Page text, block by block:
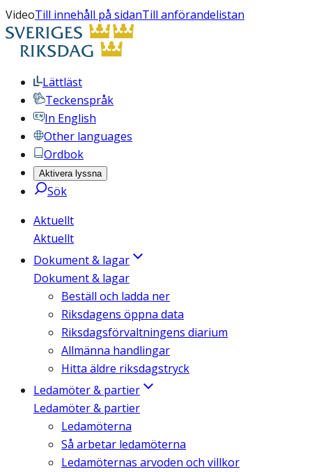
VideoTill innehåll på sidanTill anförandelistan
Lättläst
Teckenspråk
In English
Other languages
Ordbok
Aktivera lyssna
Sök
Aktuellt
Aktuellt
Dokument & lagar
Dokument & lagar
Beställ och ladda ner
Riksdagens öppna data
Riksdagsförvaltningens diarium
Allmänna handlingar
Hitta äldre riksdagstryck
Ledamöter & partier
Ledamöter & partier
Ledamöterna
Så arbetar ledamöterna
Ledamöternas arvoden och villkor